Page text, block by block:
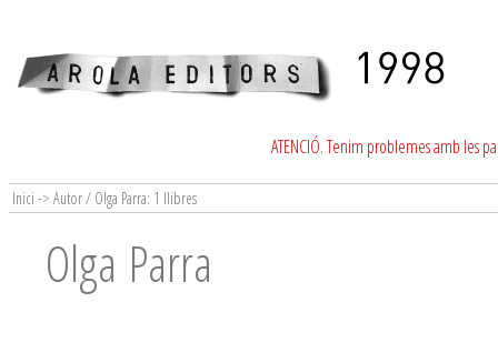
ATENCIÓ. Tenim problemes amb les
Inici -> Autor / Olga Parra: 1 llibres
Olga Parra